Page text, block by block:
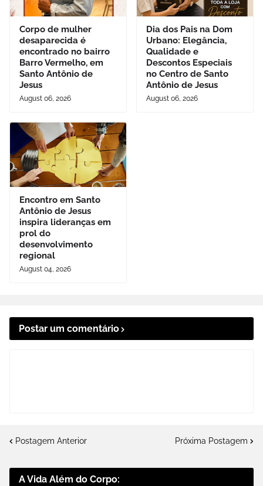
Corpo de mulher
desaparecida é
encontrado no bairro
Barro Vermelho, em
Santo Antônio de
Jesus
August 06, 2026
Dia dos Pais na Dom
Urbano: Elegância,
Qualidade e
Descontos Especiais
no Centro de Santo
Antônio de Jesus
August 06, 2026
Encontro em Santo
Antônio de Jesus
inspira lideranças em
prol do
desenvolvimento
regional
August 04, 2026
Postar um comentário
Postagem Anterior Próxima Postagem
A Vida Além do Corpo: